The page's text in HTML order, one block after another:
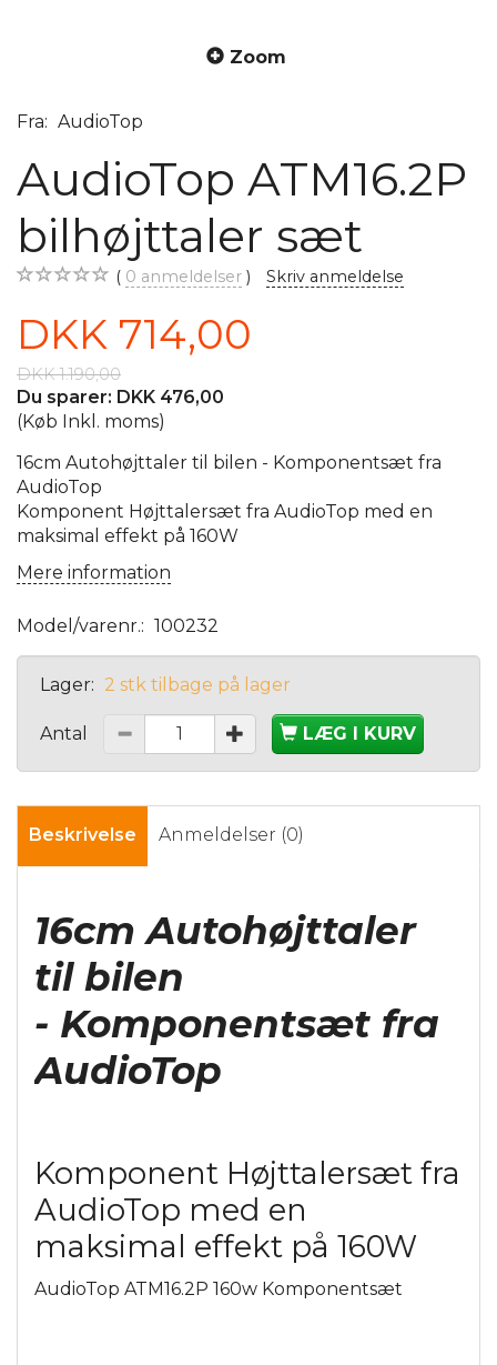
Zoom
Fra: AudioTop
AudioTop ATM16.2P
bilhøjttaler sæt
0 anmeldelser Skriv anmeldelse
DKK 714,00
DKK 1.190,00
Du sparer: DKK 476,00
(Køb Inkl. moms)
16cm Autohøjttaler til bilen - Komponentsæt fra
AudioTop
Komponent Højttalersæt fra AudioTop med en
maksimal effekt på 160W
Mere information
Model/varenr.: 100232
Lager: 2 stk tilbage på lager
Antal LÆG I KURV
Beskrivelse Anmeldelser (0)
16cm Autohøjttaler
til bilen
- Komponentsæt fra
AudioTop
Komponent Højttalersæt fra
AudioTop med en
maksimal effekt på 160W
AudioTop ATM16.2P 160w Komponentsæt